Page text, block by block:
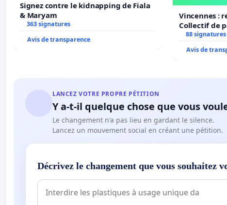
Signez contre le kidnapping de Fiala
& Maryam
363 signatures
Avis de transparence
Vincennes :
Collectif de
Veil
88 signatures
Avis de
LANCEZ VOTRE PROPRE PÉTITION
Y a-t-il quelque chose que vous
Le changement n'a pas lieu en gardant le silence.
Lancez un mouvement social en créant une pétition.
Décrivez le changement que vous souhaitez